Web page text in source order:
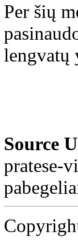
Per šių
lengvatų
Source
pratese-